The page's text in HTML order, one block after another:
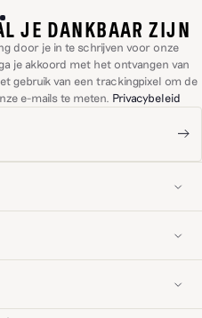
JE DANKBAAR ZIJN
door je in te schrijven voor onze
je akkoord met het ontvangen van
gebruik van een trackingpixel om de
e-mails te meten. Privacybeleid